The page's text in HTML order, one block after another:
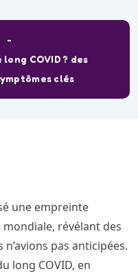
COVID ? des
clés
une empreinte
révélant des
pas anticipées.
long COVID, en